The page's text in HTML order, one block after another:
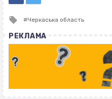
Tagged
Черкаська область
РЕКЛАМА